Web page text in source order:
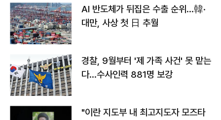
AI 반도체가 뒤집은 수출 순위…韓·
대만, 사상 첫 日 추월
경찰, 9월부터 '제 가족 사건' 못 맡는
다…수사인력 881명 보강
"이란 지도부 내 최고지도자 모즈타